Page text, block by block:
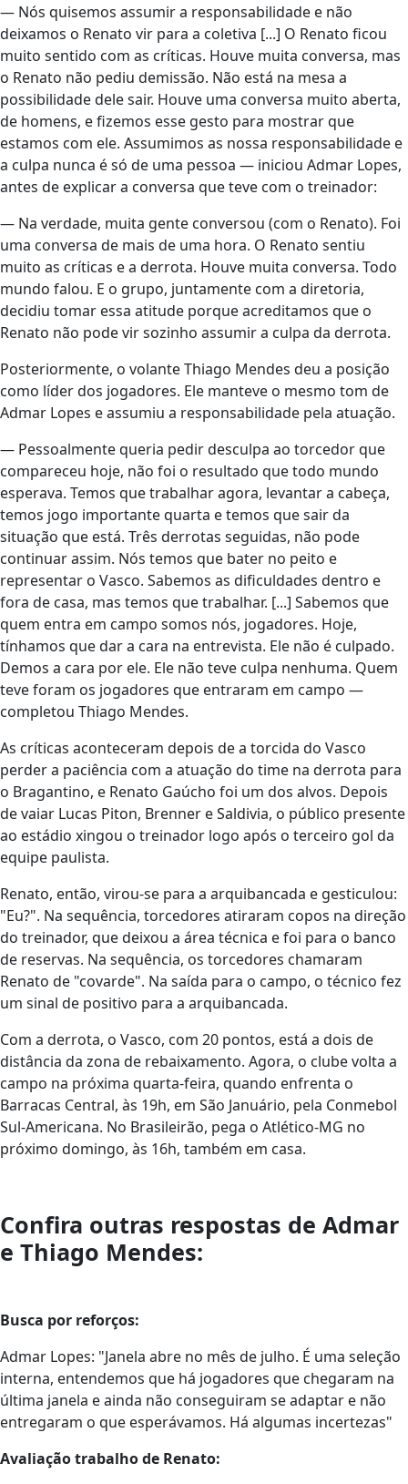
— Nós quisemos assumir a responsabilidade e não
deixamos o Renato vir para a coletiva [...] O Renato ficou
muito sentido com as críticas. Houve muita conversa, mas
o Renato não pediu demissão. Não está na mesa a
possibilidade dele sair. Houve uma conversa muito aberta,
de homens, e fizemos esse gesto para mostrar que
estamos com ele. Assumimos as nossa responsabilidade e
a culpa nunca é só de uma pessoa — iniciou Admar Lopes,
antes de explicar a conversa que teve com o treinador:
— Na verdade, muita gente conversou (com o Renato). Foi
uma conversa de mais de uma hora. O Renato sentiu
muito as críticas e a derrota. Houve muita conversa. Todo
mundo falou. E o grupo, juntamente com a diretoria,
decidiu tomar essa atitude porque acreditamos que o
Renato não pode vir sozinho assumir a culpa da derrota.
Posteriormente, o volante Thiago Mendes deu a posição
como líder dos jogadores. Ele manteve o mesmo tom de
Admar Lopes e assumiu a responsabilidade pela atuação.
— Pessoalmente queria pedir desculpa ao torcedor que
compareceu hoje, não foi o resultado que todo mundo
esperava. Temos que trabalhar agora, levantar a cabeça,
temos jogo importante quarta e temos que sair da
situação que está. Três derrotas seguidas, não pode
continuar assim. Nós temos que bater no peito e
representar o Vasco. Sabemos as dificuldades dentro e
fora de casa, mas temos que trabalhar. [...] Sabemos que
quem entra em campo somos nós, jogadores. Hoje,
tínhamos que dar a cara na entrevista. Ele não é culpado.
Demos a cara por ele. Ele não teve culpa nenhuma. Quem
teve foram os jogadores que entraram em campo —
completou Thiago Mendes.
As críticas aconteceram depois de a torcida do Vasco
perder a paciência com a atuação do time na derrota para
o Bragantino, e Renato Gaúcho foi um dos alvos. Depois
de vaiar Lucas Piton, Brenner e Saldivia, o público presente
ao estádio xingou o treinador logo após o terceiro gol da
equipe paulista.
Renato, então, virou-se para a arquibancada e gesticulou:
"Eu?". Na sequência, torcedores atiraram copos na direção
do treinador, que deixou a área técnica e foi para o banco
de reservas. Na sequência, os torcedores chamaram
Renato de "covarde". Na saída para o campo, o técnico fez
um sinal de positivo para a arquibancada.
Com a derrota, o Vasco, com 20 pontos, está a dois de
distância da zona de rebaixamento. Agora, o clube volta a
campo na próxima quarta-feira, quando enfrenta o
Barracas Central, às 19h, em São Januário, pela Conmebol
Sul-Americana. No Brasileirão, pega o Atlético-MG no
próximo domingo, às 16h, também em casa.
Confira outras respostas de Admar
e Thiago Mendes:
Busca por reforços:
Admar Lopes: "Janela abre no mês de julho. É uma seleção
interna, entendemos que há jogadores que chegaram na
última janela e ainda não conseguiram se adaptar e não
entregaram o que esperávamos. Há algumas incertezas"
Avaliação trabalho de Renato: